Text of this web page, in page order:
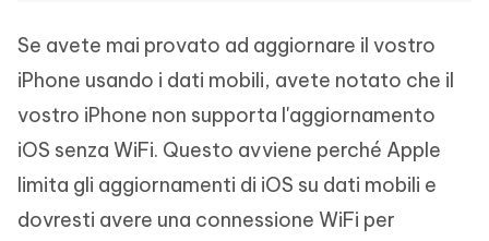
Se avete mai provato ad aggiornare il vostro
iPhone usando i dati mobili, avete notato che il
vostro iPhone non supporta l'aggiornamento
iOS senza WiFi. Questo avviene perché Apple
limita gli aggiornamenti di iOS su dati mobili e
dovresti avere una connessione WiFi per